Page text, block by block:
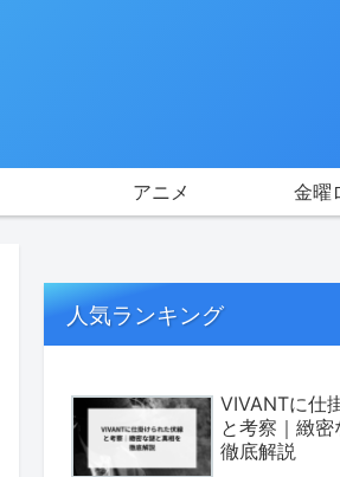
アニメ 金曜
人気ランキング
VIVANTに仕
と考察｜緻
徹底解説